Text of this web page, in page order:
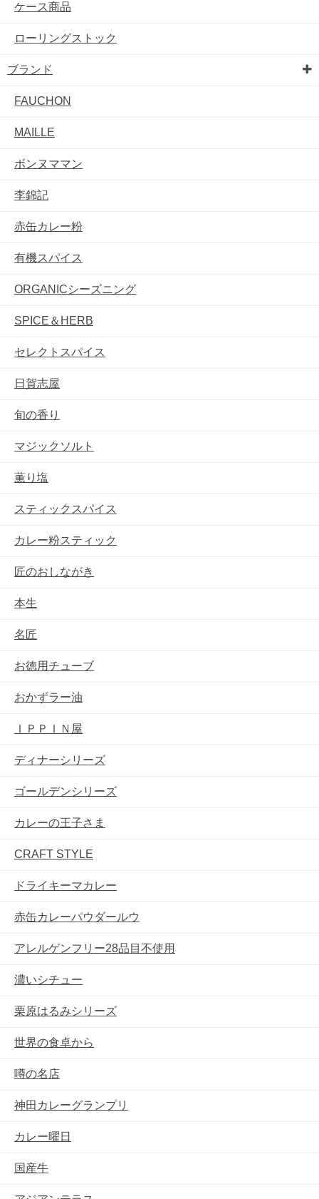
ケース商品
ローリングストック
ブランド
FAUCHON
MAILLE
ボンヌママン
李錦記
赤缶カレー粉
有機スパイス
ORGANICシーズニング
SPICE＆HERB
セレクトスパイス
日賀志屋
旬の香り
マジックソルト
薫り塩
スティックスパイス
カレー粉スティック
匠のおしながき
本生
名匠
お徳用チューブ
おかずラー油
ＩＰＰＩＮ屋
ディナーシリーズ
ゴールデンシリーズ
カレーの王子さま
CRAFT STYLE
ドライキーマカレー
赤缶カレーパウダールウ
アレルゲンフリー28品目不使用
濃いシチュー
栗原はるみシリーズ
世界の食卓から
噂の名店
神田カレーグランプリ
カレー曜日
国産牛